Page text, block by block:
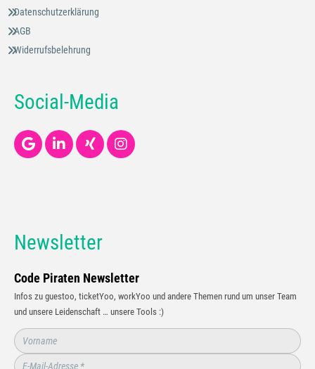
Datenschutzerklärung
AGB
Widerrufsbelehrung
Social-Media
Newsletter
Code Piraten Newsletter
Infos zu guestoo, ticketYoo, workYoo und andere Themen rund um unser Team
und unsere Leidenschaft … unsere Tools :)